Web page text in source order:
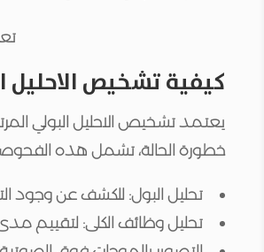
كيفية تشخيص الاحليل
يعتمد تشخيص الاحليل البولي
خطورة الحالة، تشمل هذه
تحليل البول: للكشف عن وجود
تحليل وظائف الكلى: لتقييم مدى